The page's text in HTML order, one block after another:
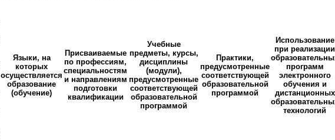
Языки, на
которых
осуществляется
образование
(обучение)
Присваиваемые
по профессиям,
специальностям
и направлениям
подготовки
квалификации
Учебные
предметы, курсы,
дисциплины
(модули),
предусмотренные
соответствующей
образовательной
программой
Практики,
предусмотренные
соответствующей
образовательной
программой
Использование
при реализации
программ
электронного
обучения и
дистанционных
технологий